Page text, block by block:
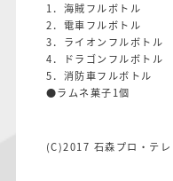
1．海賊フルボトル
2．電車フルボトル
3．ライオンフルボトル
4．ドラゴンフルボトル
5．消防車フルボトル
●ラムネ菓子1個
(C)2017 石森プロ・テ